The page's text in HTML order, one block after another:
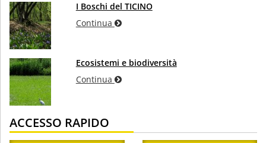
I Boschi del TICINO
Continua
Ecosistemi e biodiversità
Continua
ACCESSO RAPIDO